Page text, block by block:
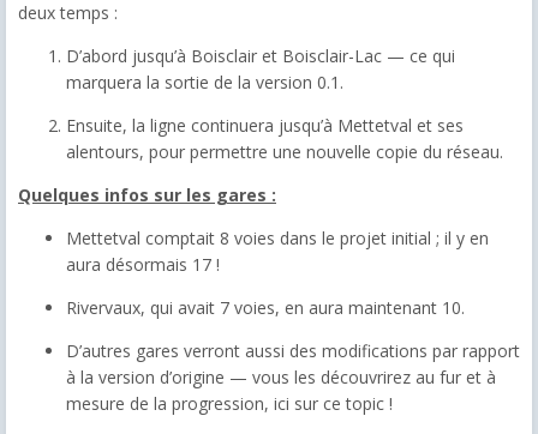
deux temps :
D’abord jusqu’à Boisclair et Boisclair-Lac — ce qui
marquera la sortie de la version 0.1.
Ensuite, la ligne continuera jusqu’à Mettetval et ses
alentours, pour permettre une nouvelle copie du réseau.
Quelques infos sur les gares :
Mettetval comptait 8 voies dans le projet initial ; il y en
aura désormais 17 !
Rivervaux, qui avait 7 voies, en aura maintenant 10.
D’autres gares verront aussi des modifications par rapport
à la version d’origine — vous les découvrirez au fur et à
mesure de la progression, ici sur ce topic !